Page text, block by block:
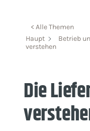
< Alle Themen
Haupt
Betrieb
verstehen
Die